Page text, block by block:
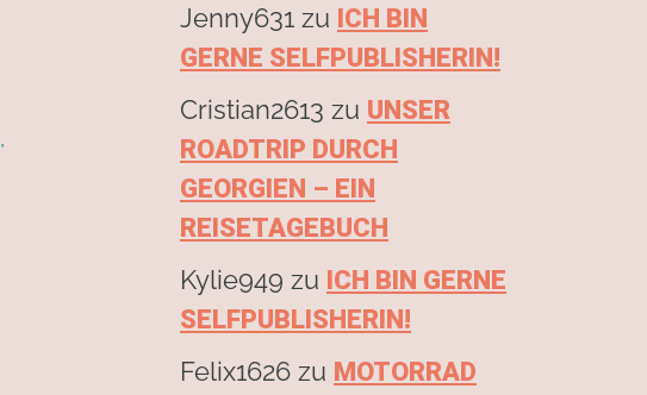
,
Jenny631 zu ICH BIN
GERNE SELFPUBLISHERIN!
Cristian2613 zu UNSER
ROADTRIP DURCH
GEORGIEN – EIN
REISETAGEBUCH
Kylie949 zu ICH BIN GERNE
SELFPUBLISHERIN!
Felix1626 zu MOTORRAD